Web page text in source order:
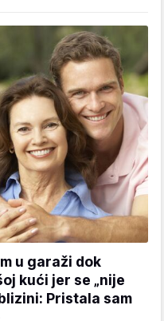
u garaži dok
kući jer se „nije
Pristala sam